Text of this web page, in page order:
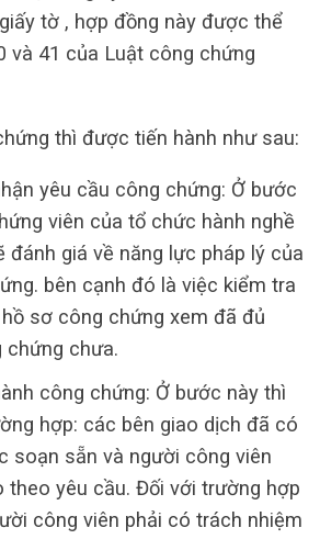
tờ , hợp đồng này được thể
và 41 của Luật công chứng
thì được tiến hành như sau:
yêu cầu công chứng: Ở bước
viên của tổ chức hành nghề
đánh giá về năng lực pháp lý của
bên cạnh đó là việc kiểm tra
sơ công chứng xem đã đủ
chứng chưa.
công chứng: Ở bước này thì
hợp: các bên giao dịch đã có
soạn sẵn và người công viên
theo yêu cầu. Đối với trường hợp
công viên phải có trách nhiệm